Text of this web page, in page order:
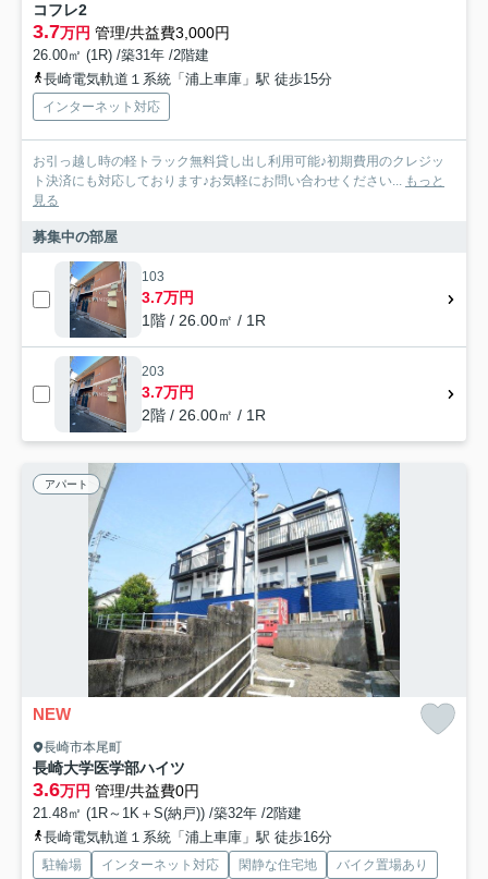
コフレ2
3.7万円 管理/共益費3,000円
26.00㎡ (1R) /築31年 /2階建
長崎電気軌道１系統「浦上車庫」駅 徒歩15分
インターネット対応
お引っ越し時の軽トラック無料貸し出し利用可能♪初期費用のクレジッ
ト決済にも対応しております♪お気軽にお問い合わせください... もっと
見る
募集中の部屋
103
3.7万円
1階 / 26.00㎡ / 1R
203
3.7万円
2階 / 26.00㎡ / 1R
アパート
NEW
長崎市本尾町
長崎大学医学部ハイツ
3.6万円 管理/共益費0円
21.48㎡ (1R～1K＋S(納戸)) /築32年 /2階建
長崎電気軌道１系統「浦上車庫」駅 徒歩16分
駐輪場 インターネット対応 閑静な住宅地
バイク置場あり